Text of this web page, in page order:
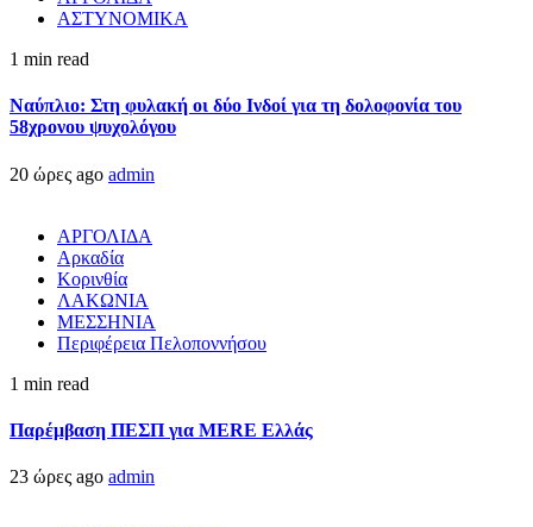
ΑΣΤΥΝΟΜΙΚΑ
1 min read
Ναύπλιο: Στη φυλακή οι δύο Ινδοί για τη δολοφονία του
58χρονου ψυχολόγου
20 ώρες ago admin
ΑΡΓΟΛΙΔΑ
Αρκαδία
Κορινθία
ΛΑΚΩΝΙΑ
ΜΕΣΣΗΝΙΑ
Περιφέρεια Πελοποννήσου
1 min read
Παρέμβαση ΠΕΣΠ για MERE Ελλάς
23 ώρες ago admin